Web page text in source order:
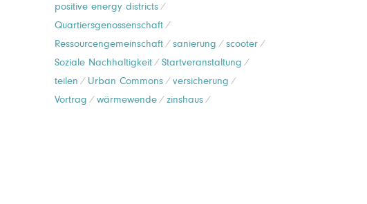
positive energy districts
Quartiersgenossenschaft
Ressourcengemeinschaft
sanierung
scooter
Soziale Nachhaltigkeit
Startveranstaltung
teilen
Urban Commons
versicherung
Vortrag
wärmewende zinshaus